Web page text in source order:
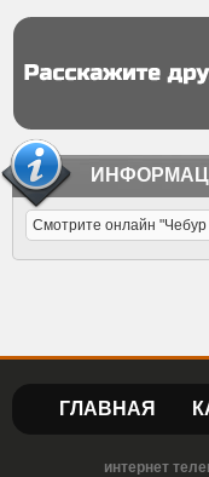
Смотрите онлайн
ГЛАВНАЯ
интернет